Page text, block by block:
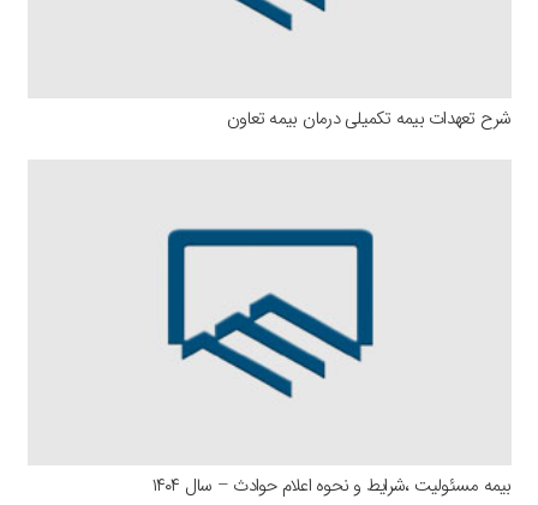
شرح تعهدات بیمه تکمیلی درمان بیمه تعاون
بیمه مسئولیت ،شرایط و نحوه اعلام حوادث – سال ۱۴۰۴